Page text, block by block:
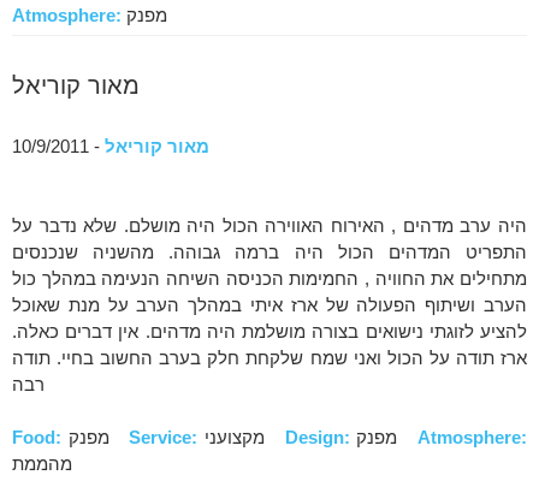
Atmosphere: מפנק
מאור קוריאל
מאור קוריאל - 10/9/2011
היה ערב מדהים , האירוח האווירה הכול היה מושלם. שלא נדבר על
התפריט המדהים הכול היה ברמה גבוהה. מהשניה שנכנסים
מתחילים את החוויה , החמימות הכניסה השיחה הנעימה במהלך כול
הערב ושיתוף הפעולה של ארז איתי במהלך הערב על מנת שאוכל
להציע לזוגתי נישואים בצורה מושלמת היה מדהים. אין דברים כאלה.
ארז תודה על הכול ואני שמח שלקחת חלק בערב החשוב בחיי. תודה
רבה
Food: מפנקService: Design:
Atmosphere:
מהממת